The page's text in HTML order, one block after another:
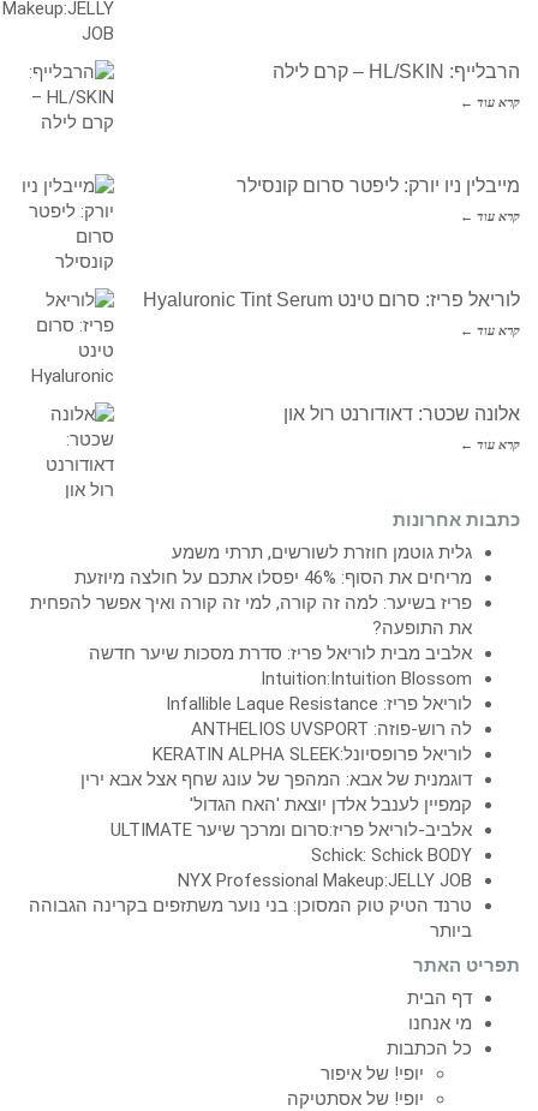
הרבלייף: HL/SKIN – קרם לילה
קרא עוד ←
מייבלין ניו יורק: ליפטר סרום קונסילר
קרא עוד ←
לוריאל פריז: סרום טינט Hyaluronic Tint Serum
קרא עוד ←
אלונה שכטר: דאודורנט רול און
קרא עוד ←
כתבות אחרונות
גלית גוטמן חוזרת לשורשים, תרתי משמע
מריחים את הסוף: 46% יפסלו אתכם על חולצה מיוזעת
פריז בשיער: למה זה קורה, למי זה קורה ואיך אפשר להפחית
את התופעה?
אלביב מבית לוריאל פריז: סדרת מסכות שיער חדשה
Intuition:Intuition Blossom
לוריאל פריז: Infallible Laque Resistance
לה רוש-פוזה: ANTHELIOS UVSPORT
לוריאל פרופסיונל:KERATIN ALPHA SLEEK
דוגמנית של אבא: המהפך של עונג שחף אצל אבא ירין
קמפיין לענבל אלדן יוצאת 'האח הגדול'
אלביב-לוריאל פריז:סרום ומרכך שיער ULTIMATE
Schick: Schick BODY
NYX Professional Makeup:JELLY JOB
טרנד הטיק טוק המסוכן: בני נוער משתזפים בקרינה הגבוהה
ביותר
תפריט האתר
דף הבית
מי אנחנו
כל הכתבות
יופי! של איפור
יופי! של אסתטיקה